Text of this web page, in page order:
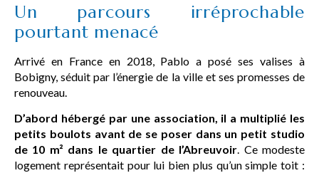
Un parcours irréprochable
pourtant menacé
Arrivé en France en 2018, Pablo a posé ses valises à
Bobigny, séduit par l’énergie de la ville et ses promesses de
renouveau.
D’abord hébergé par une association, il a multiplié les
petits boulots avant de se poser dans un petit studio
de 10 m² dans le quartier de l’Abreuvoir. Ce modeste
logement représentait pour lui bien plus qu’un simple toit :